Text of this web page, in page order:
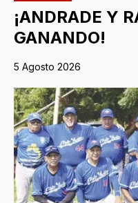
¡ANDRADE Y
GANANDO!
5 Agosto 2026